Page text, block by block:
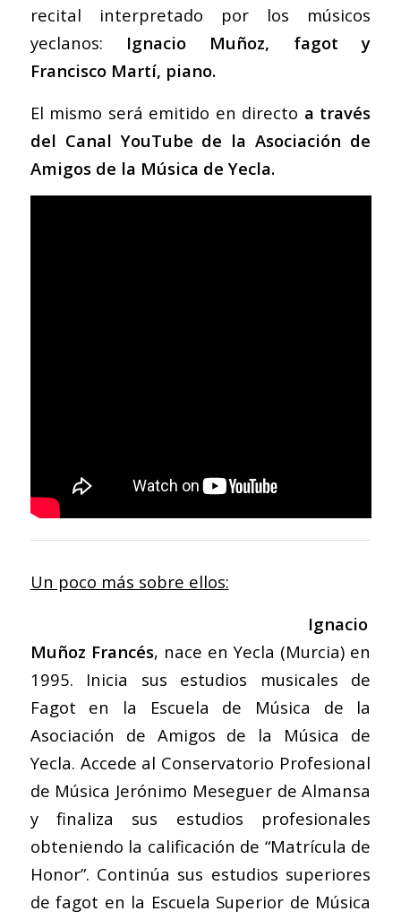
recital interpretado por los músicos
yeclanos: Ignacio Muñoz, fagot y
Francisco Martí, piano.
El mismo será emitido en directo a través
del Canal YouTube de la Asociación de
Amigos de la Música de Yecla.
Un poco más sobre ellos:
Ignacio
Muñoz Francés, nace en Yecla (Murcia) en
1995. Inicia sus estudios musicales de
Fagot en la Escuela de Música de la
Asociación de Amigos de la Música de
Yecla. Accede al Conservatorio Profesional
de Música Jerónimo Meseguer de Almansa
y finaliza sus estudios profesionales
obteniendo la calificación de “Matrícula de
Honor”. Continúa sus estudios superiores
de fagot en la Escuela Superior de Música